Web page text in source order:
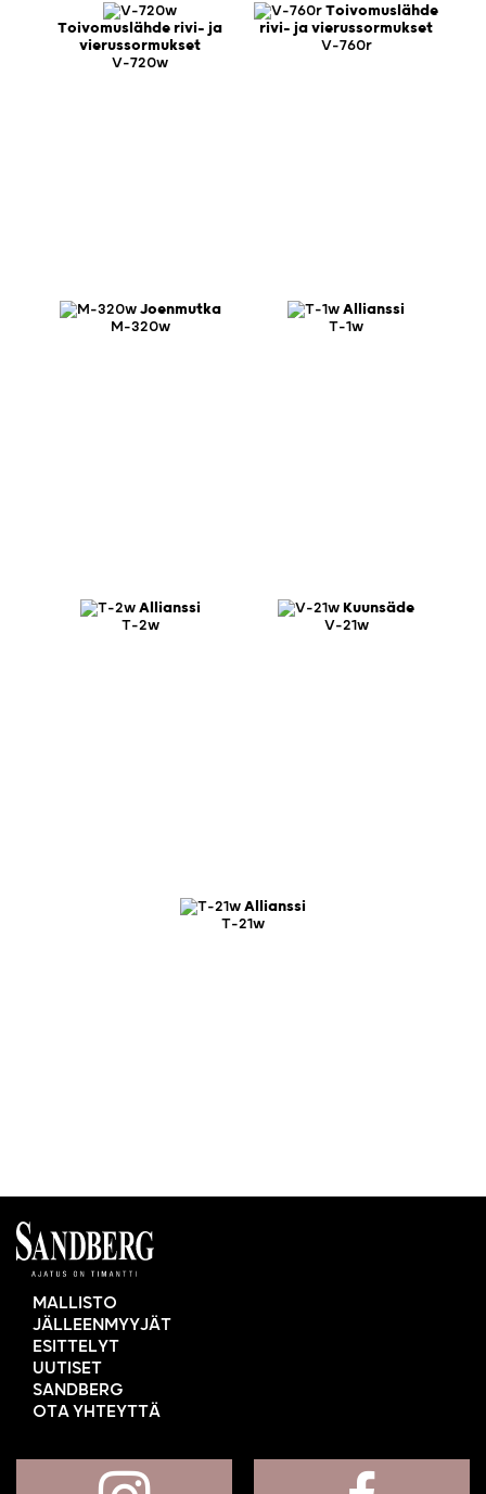
Toivomuslähde rivi- ja
vierussormukset
V-720w
Toivomuslähde
rivi- ja vierussormukset
V-760r
Joenmutka
M-320w
Allianssi
T-1w
Allianssi
T-2w
Kuunsäde
V-21w
Allianssi
T-21w
MALLISTO
JÄLLEENMYYJÄT
ESITTELYT
UUTISET
SANDBERG
OTA YHTEYTTÄ